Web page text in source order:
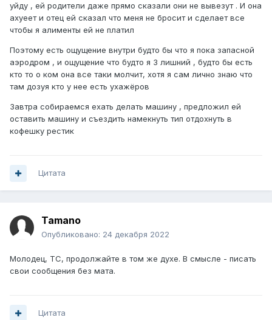
уйду , ей родители даже прямо сказали они не вывезут . И она
ахуеет и отец ей сказал что меня не бросит и сделает все
чтобы я алименты ей не платил
Поэтому есть ощущение внутри будто бы что я пока запасной
аэродром , и ощущение что будто я 3 лишний , будто бы есть
кто то о ком она все таки молчит, хотя я сам лично знаю что
там дозуя кто у нее есть ухажёров
Завтра собираемся ехать делать машину , предложил ей
оставить машину и съездить намекнуть тип отдохнуть в
кофешку рестик
Цитата
Tamano
Опубликовано: 24 декабря 2022
Молодец, ТС, продолжайте в том же духе. В смысле - писать
свои сообщения без мата.
Цитата